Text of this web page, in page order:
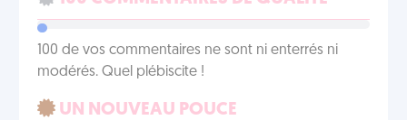
100 de vos commentaires ne sont ni enterrés ni
modérés. Quel plébiscite !
UN NOUVEAU POUCE